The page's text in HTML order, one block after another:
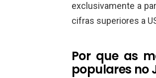
exclusivamente a
cifras superiores a
Por que as
populares no